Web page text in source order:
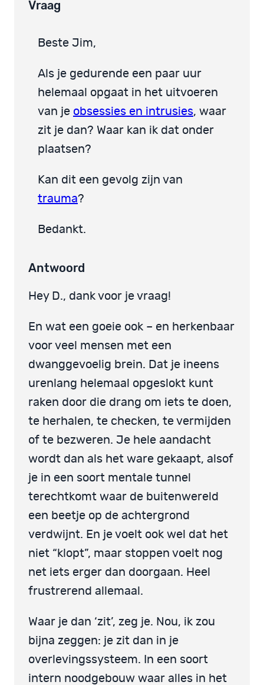
Vraag
Beste Jim,
Als je gedurende een paar uur
helemaal opgaat in het uitvoeren
van je obsessies en intrusies, waar
zit je dan? Waar kan ik dat onder
plaatsen?
Kan dit een gevolg zijn van
trauma?
Bedankt.
Antwoord
Hey D., dank voor je vraag!
En wat een goeie ook – en herkenbaar
voor veel mensen met een
dwanggevoelig brein. Dat je ineens
urenlang helemaal opgeslokt kunt
raken door die drang om iets te doen,
te herhalen, te checken, te vermijden
of te bezweren. Je hele aandacht
wordt dan als het ware gekaapt, alsof
je in een soort mentale tunnel
terechtkomt waar de buitenwereld
een beetje op de achtergrond
verdwijnt. En je voelt ook wel dat het
niet “klopt”, maar stoppen voelt nog
net iets erger dan doorgaan. Heel
frustrerend allemaal.
Waar je dan ‘zit’, zeg je. Nou, ik zou
bijna zeggen: je zit dan in je
overlevingssysteem. In een soort
intern noodgebouw waar alles in het